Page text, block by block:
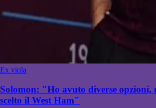
Ex viola
Solomon: "Ho avuto diverse opzioni,
scelto il West Ham"